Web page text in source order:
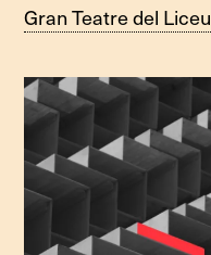
Gran Teatre del Liceu